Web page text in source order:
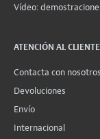
Vídeo:
ATENCIÓN AL CLIENTE
Contacta con nosotros
Devoluciones
Envío
Internacional